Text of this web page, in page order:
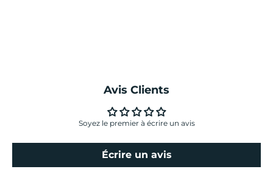
Avis Clients
Soyez le premier à écrire un avis
Écrire un avis